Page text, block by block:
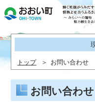
トップ お問い合わせ
お問い合わせ